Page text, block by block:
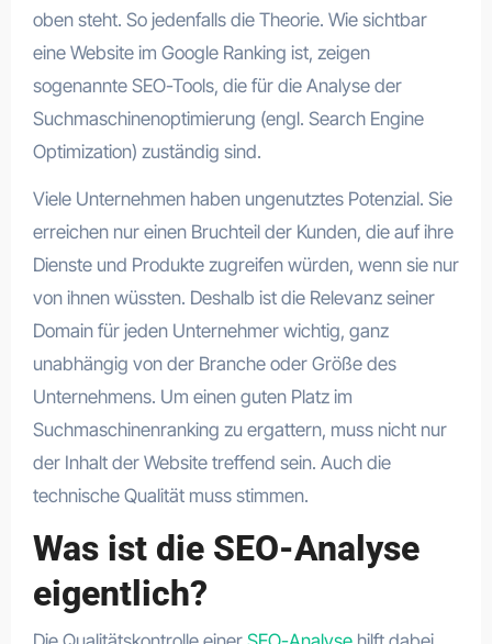
oben steht. So jedenfalls die Theorie. Wie sichtbar
eine Website im Google Ranking ist, zeigen
sogenannte SEO-Tools, die für die Analyse der
Suchmaschinenoptimierung (engl. Search Engine
Optimization) zuständig sind.
Viele Unternehmen haben ungenutztes Potenzial. Sie
erreichen nur einen Bruchteil der Kunden, die auf ihre
Dienste und Produkte zugreifen würden, wenn sie nur
von ihnen wüssten. Deshalb ist die Relevanz seiner
Domain für jeden Unternehmer wichtig, ganz
unabhängig von der Branche oder Größe des
Unternehmens. Um einen guten Platz im
Suchmaschinenranking zu ergattern, muss nicht nur
der Inhalt der Website treffend sein. Auch die
technische Qualität muss stimmen.
Was ist die SEO-Analyse
eigentlich?